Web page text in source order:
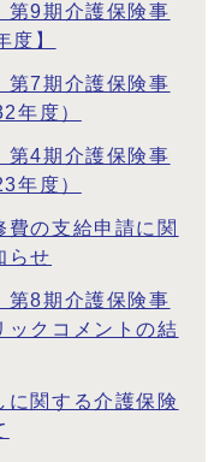
第9期介護保険事
度】
第7期介護保険事
年度）
第4期介護保険事
年度）
の支給申請に関
らせ
第8期介護保険事
ックコメントの結
に関する介護保険